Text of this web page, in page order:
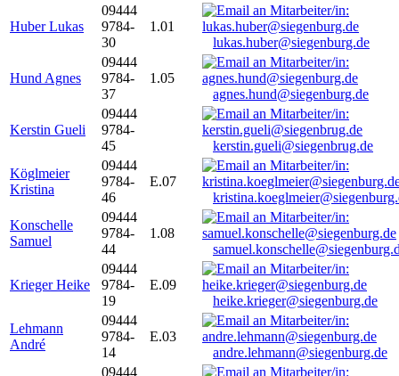
Huber Lukas
09444
9784-
30
1.01
lukas.huber@siegenburg.de
Hund Agnes
09444
9784-
37
1.05
agnes.hund@siegenburg.de
Kerstin Gueli
09444
9784-
45
kerstin.gueli@siegenbrug.de
Köglmeier
Kristina
09444
9784-
46
E.07
Konschelle
Samuel
09444
9784-
44
1.08
Krieger Heike
09444
9784-
19
E.09
heike.krieger@siegenburg.de
Lehmann
André
09444
9784-
14
E.03
andre.lehmann@siegenburg.de
09444